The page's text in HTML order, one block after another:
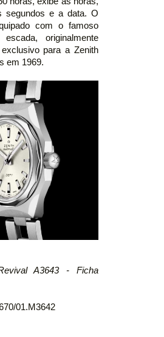
segundos e a data. O
com o famoso
originalmente
para a Zenith
em 1969.
A3643 - Ficha
01.M3642